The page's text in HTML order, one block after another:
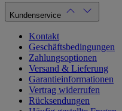
Kundenservice
Kontakt
Geschäftsbedingungen
Zahlungsoptionen
Versand & Lieferung
Garantieinformationen
Vertrag widerrufen
Rücksendungen